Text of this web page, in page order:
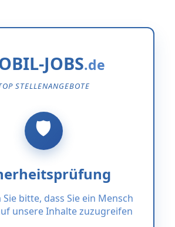
JOBS
STELLENANGEBOTE
bitte, dass Sie ein Mensch
unsere Inhalte zuzugreifen